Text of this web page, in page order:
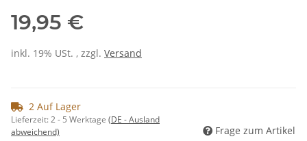
19,95 €
inkl. 19% USt. , zzgl. Versand
2 Auf Lager
Lieferzeit:2 - 5 Werktage (DE - Ausland
abweichend)
Frage zum Artikel